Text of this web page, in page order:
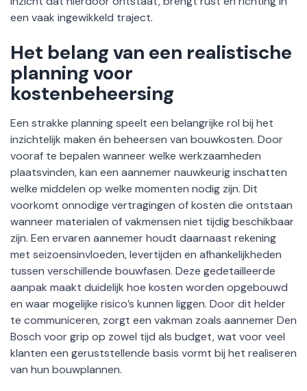
een vaak ingewikkeld traject.
Het belang van een realistische
planning voor
kostenbeheersing
Een strakke planning speelt een belangrijke rol bij het
inzichtelijk maken én beheersen van bouwkosten. Door
vooraf te bepalen wanneer welke werkzaamheden
plaatsvinden, kan een aannemer nauwkeurig inschatten
welke middelen op welke momenten nodig zijn. Dit
voorkomt onnodige vertragingen of kosten die ontstaan
wanneer materialen of vakmensen niet tijdig beschikbaar
zijn. Een ervaren aannemer houdt daarnaast rekening
met seizoensinvloeden, levertijden en afhankelijkheden
tussen verschillende bouwfasen. Deze gedetailleerde
aanpak maakt duidelijk hoe kosten worden opgebouwd
en waar mogelijke risico’s kunnen liggen. Door dit helder
te communiceren, zorgt een vakman zoals aannemer Den
Bosch voor grip op zowel tijd als budget, wat voor veel
klanten een geruststellende basis vormt bij het realiseren
van hun bouwplannen.